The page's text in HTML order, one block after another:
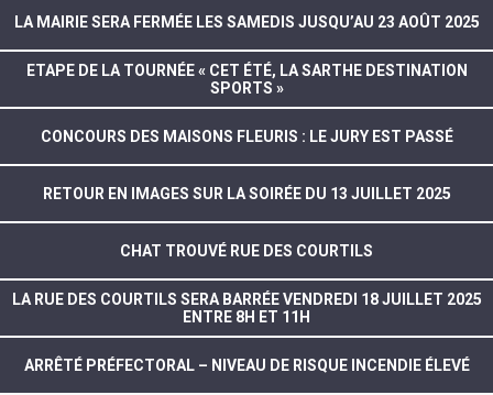
LA MAIRIE SERA FERMÉE LES SAMEDIS JUSQU’AU 23 AOÛT 2025
ETAPE DE LA TOURNÉE « CET ÉTÉ, LA SARTHE DESTINATION
SPORTS »
CONCOURS DES MAISONS FLEURIS : LE JURY EST PASSÉ
RETOUR EN IMAGES SUR LA SOIRÉE DU 13 JUILLET 2025
CHAT TROUVÉ RUE DES COURTILS
LA RUE DES COURTILS SERA BARRÉE VENDREDI 18 JUILLET 2025
ENTRE 8H ET 11H
ARRÊTÉ PRÉFECTORAL – NIVEAU DE RISQUE INCENDIE ÉLEVÉ